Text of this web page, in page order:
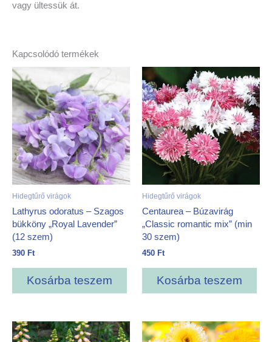
vagy ültessük át.
Kapcsolódó termékek
Hidegtűrő virágok
Lathyrus odoratus – Szagos
bükköny „Royal Lavender”
(12 szem)
390 Ft
Kosárba teszem
Hidegtűrő virágok
Centaurea – Búzavirág
„Classic romantic mix” (min
30 szem)
450 Ft
Kosárba teszem